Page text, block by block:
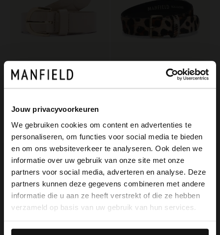
Jouw privacyvoorkeuren
We gebruiken cookies om content en advertenties te
personaliseren, om functies voor social media te bieden
en om ons websiteverkeer te analyseren. Ook delen we
informatie over uw gebruik van onze site met onze
partners voor social media, adverteren en analyse. Deze
partners kunnen deze gegevens combineren met andere
informatie die u aan ze heeft verstrekt of die ze hebben
verzameld op basis van uw gebruik van hun services.
Manfield
Beigefarbener Ledergürtel mit Krokomuster Leoprint-Gürtel in Fell-Optik
-50%
-10% EXTRA
×
View this website in English?
It looks like your language isn't Dutch. Would
you like to switch to English?
English